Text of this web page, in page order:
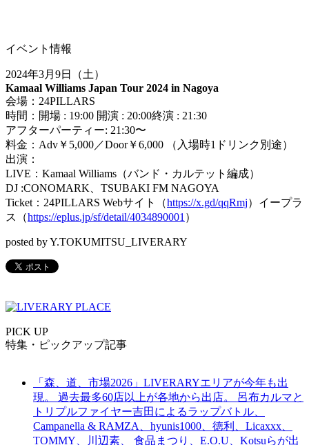
イベント情報
2024年3月9日（土）
Kamaal Williams Japan Tour 2024 in Nagoya
会場：24PILLARS
時間：開場 : 19:00 開演 : 20:00終演 : 21:30
アフターパーティー: 21:30〜
料金：Adv￥5,000／Door￥6,000 （入場時1ドリンク別途）
出演：
LIVE：Kamaal Williams（バンド・カルテット編成）
DJ :CONOMARK、TSUBAKI FM NAGOYA
Ticket：24PILLARS Webサイト（https://x.gd/qqRmj）イープラ
ス（https://eplus.jp/sf/detail/4034890001 ）
posted by Y.TOKUMITSU_LIVERARY
PICK UP
特集・ピックアップ記事
「森、道、市場2026」LIVERARYエリアが今年も出
現。 過去最多60店以上が各地から出店。 呂布カルマと
トリプルファイヤー吉田によるラップバトル、
Campanella & RAMZA、hyunis1000、徳利、Licaxxx、
TOMMY、川辺素、 食品まつり、E.O.U、Kotsuらが出